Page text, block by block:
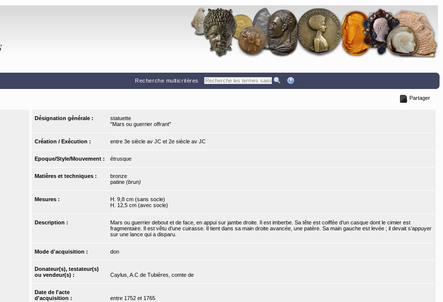
Recherche multicritères
Partager
Désignation générale :
statuette
"Mars ou guerrier offrant"
Création / Exécution : entre 3e siècle av JC et 2e siècle av JC
Epoque/Style/Mouvement : étrusque
Matières et techniques :
bronze
patine (brun)
Mesures :
H. 9,8 cm (sans socle)
H. 12,5 cm (avec socle)
Description :
Mars ou guerrier debout et de face, en appui sur jambe droite. Il est imberbe. Sa tête est coiffée d’un casque dont le cimier est
fragmentaire. Il est vêtu d’une cuirasse. Il tient dans sa main droite avancée, une patère. Sa main gauche est levée ; il devait s’appuyer
sur une lance qui a disparu.
Mode d'acquisition : don
Donateur(s), testateur(s)
ou vendeur(s) :
Caylus, A.C de Tubières, comte de
Date de l'acte
d'acquisition :
entre 1752 et 1765